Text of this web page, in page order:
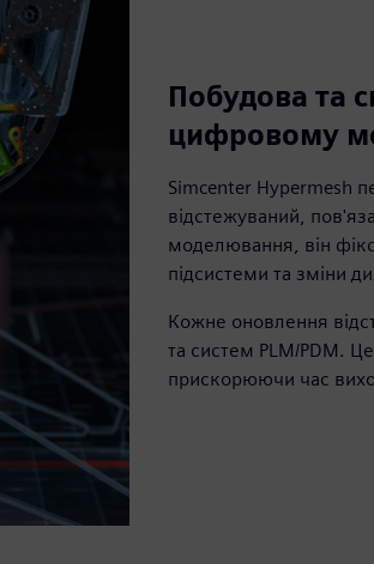
Побудова та
цифровому
Simcenter Hypermesh
відстежуваний,
моделювання, він
підсистеми та зміни
Кожне оновлення
та систем PLM/PDM.
прискорюючи час